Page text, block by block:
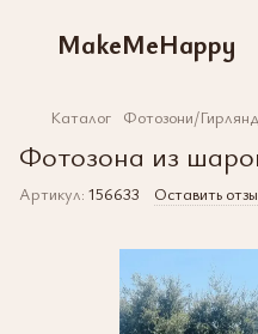
MakeMeHappy
Каталог Фотозони/
Фотозона из
Артикул: 156633 Оставить